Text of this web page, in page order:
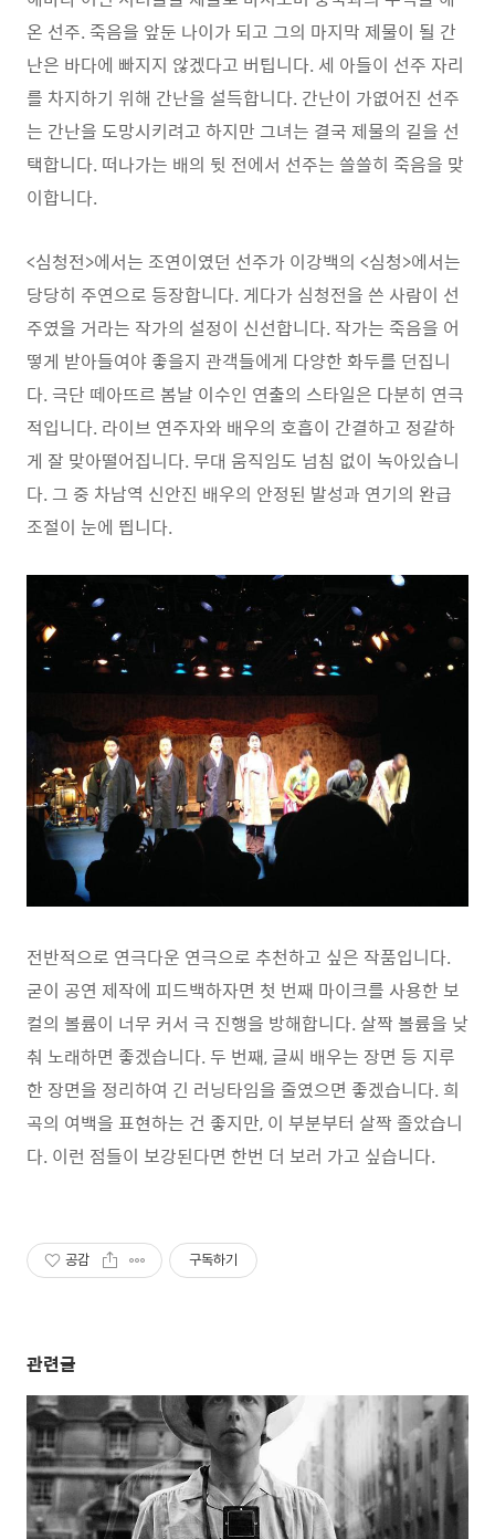
온 선주. 죽음을 앞둔 나이가 되고 그의 마지막 제물이 될 간
난은 바다에 빠지지 않겠다고 버팁니다. 세 아들이 선주 자리
를 차지하기 위해 간난을 설득합니다. 간난이 가엾어진 선주
는 간난을 도망시키려고 하지만 그녀는 결국 제물의 길을 선
택합니다. 떠나가는 배의 뒷 전에서 선주는 쓸쓸히 죽음을 맞
이합니다.
<심청전>에서는 조연이였던 선주가 이강백의 <심청>에서는
당당히 주연으로 등장합니다. 게다가 심청전을 쓴 사람이 선
주였을 거라는 작가의 설정이 신선합니다. 작가는 죽음을 어
떻게 받아들여야 좋을지 관객들에게 다양한 화두를 던집니
다. 극단 떼아뜨르 봄날 이수인 연출의 스타일은 다분히 연극
적입니다. 라이브 연주자와 배우의 호흡이 간결하고 정갈하
게 잘 맞아떨어집니다. 무대 움직임도 넘침 없이 녹아있습니
다. 그 중 차남역 신안진 배우의 안정된 발성과 연기의 완급
조절이 눈에 띕니다.
전반적으로 연극다운 연극으로 추천하고 싶은 작품입니다.
굳이 공연 제작에 피드백하자면 첫 번째 마이크를 사용한 보
컬의 볼륨이 너무 커서 극 진행을 방해합니다. 살짝 볼륨을 낮
춰 노래하면 좋겠습니다. 두 번째, 글씨 배우는 장면 등 지루
한 장면을 정리하여 긴 러닝타임을 줄였으면 좋겠습니다. 희
곡의 여백을 표현하는 건 좋지만, 이 부분부터 살짝 졸았습니
다. 이런 점들이 보강된다면 한번 더 보러 가고 싶습니다.
공감 구독하기
관련글